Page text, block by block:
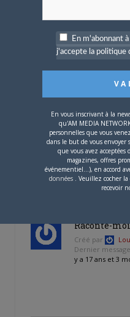
il y a 17 ans et 1
David
Créé par
Dernier
il y a 17 ans et 2
Raconte-
Créé par
Dernier
y a 17 ans et 3
En m'abonnant
j'accepte la politique
En vous inscrivant à la
qu'AM MEDIA
personnelles que vous
dans le but de vous envoyer
que vous avez acceptées
magazines, offres
événementiel...), en accord
données . Veuillez cocher la
recevoir